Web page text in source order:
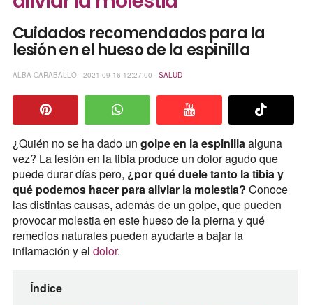
Cuidados recomendados para la
lesión en el hueso de la espinilla
ALBA CARABALLO - 2021-09-16 12:27:00 - SALUD
¿Quién no se ha dado un golpe en la espinilla alguna
vez? La lesión en la tibia produce un dolor agudo que
puede durar días pero, ¿por qué duele tanto la tibia y
qué podemos hacer para aliviar la molestia? Conoce
las distintas causas, además de un golpe, que pueden
provocar molestia en este hueso de la pierna y qué
remedios naturales pueden ayudarte a bajar la
inflamación y el dolor.
Índice